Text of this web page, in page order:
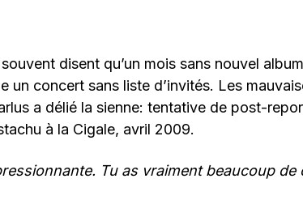
disent qu’un mois sans nouvel
un concert sans liste d’invités. Les
a délié la sienne: tentative de post-
à la Cigale, avril 2009.
Tu as vraiment beaucoup de